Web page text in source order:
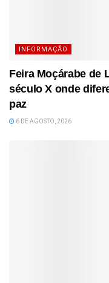
INFORMAÇÃO
Feira Moçárabe de
século X onde
paz
6 DE AGOSTO, 2026